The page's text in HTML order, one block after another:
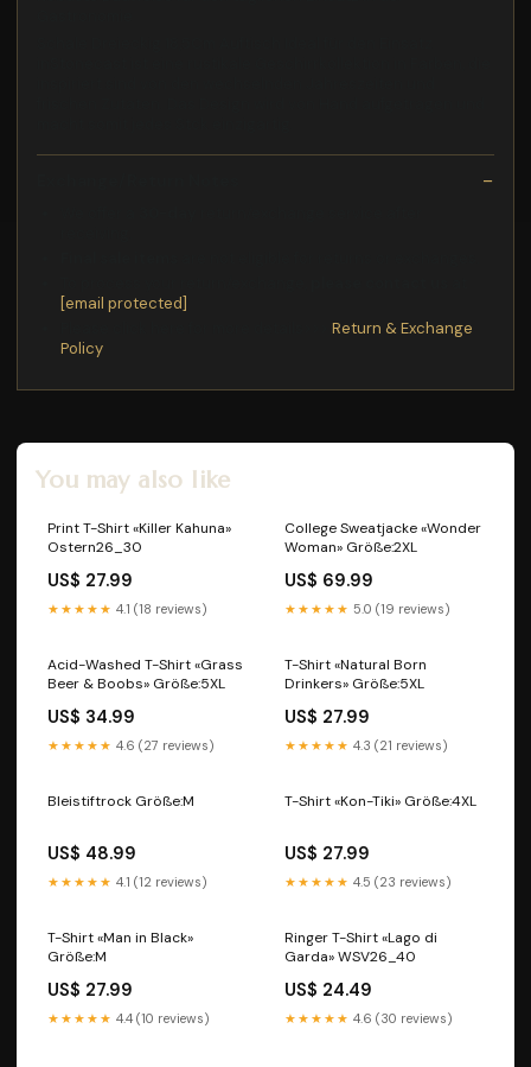
[email protected]
Return & Exchange
Policy
You may also like
Print T-Shirt «Killer Kahuna»
Ostern26_30
US$ 27.99
★★★★★ 4.1 (18 reviews)
College Sweatjacke «Wonder
Woman» Größe:2XL
US$ 69.99
★★★★★ 5.0 (19 reviews)
Acid-Washed T-Shirt «Grass
Beer & Boobs» Größe:5XL
US$ 34.99
★★★★★ 4.6 (27 reviews)
T-Shirt «Natural Born
Drinkers» Größe:5XL
US$ 27.99
★★★★★ 4.3 (21 reviews)
Bleistiftrock Größe:M
US$ 48.99
★★★★★ 4.1 (12 reviews)
T-Shirt «Kon-Tiki» Größe:4XL
US$ 27.99
★★★★★ 4.5 (23 reviews)
T-Shirt «Man in Black»
Größe:M
US$ 27.99
★★★★★ 4.4 (10 reviews)
Ringer T-Shirt «Lago di
Garda» WSV26_40
US$ 24.49
★★★★★ 4.6 (30 reviews)